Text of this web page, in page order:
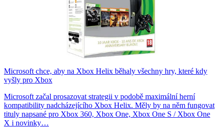
Microsoft chce, aby na Xbox Helix běhaly všechny hry, které kdy
vyšly pro Xbox
Microsoft začal prosazovat strategii v podobě maximální herní
kompatibility nadcházejícího Xbox Helix. Měly by na něm fungovat
tituly napsané pro Xbox 360, Xbox One, Xbox One S / Xbox One
X i novinky…